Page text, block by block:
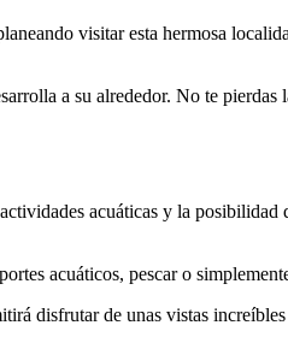
visitar esta hermosa
a su alrededor. No te
acuáticas y la
acuáticos, pescar o
disfrutar de unas vistas